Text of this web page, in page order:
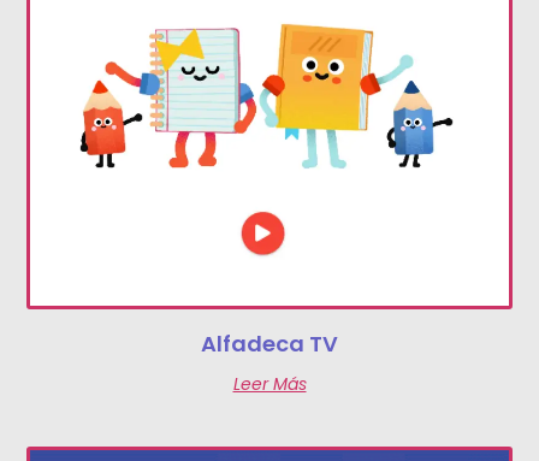
Alfadeca TV
Leer Más